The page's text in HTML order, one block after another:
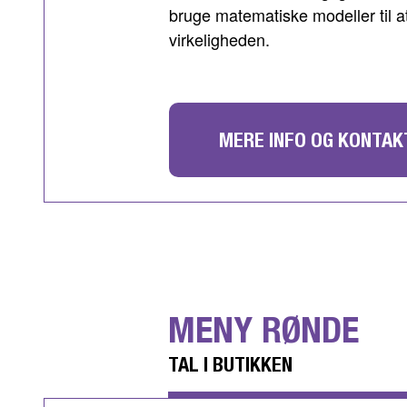
bruge matematiske modeller til
virkeligheden.
MERE INFO OG
MENY RØNDE
TAL I BUTIKKEN